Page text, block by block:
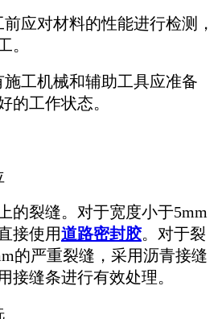
对材料的性能进行检测，
。
工机械和辅助工具应准备
的工作状态。
裂缝。对于宽度小于5mm
接使用道路密封胶。对于裂
的严重裂缝，采用沥青接缝
接缝条进行有效处理。